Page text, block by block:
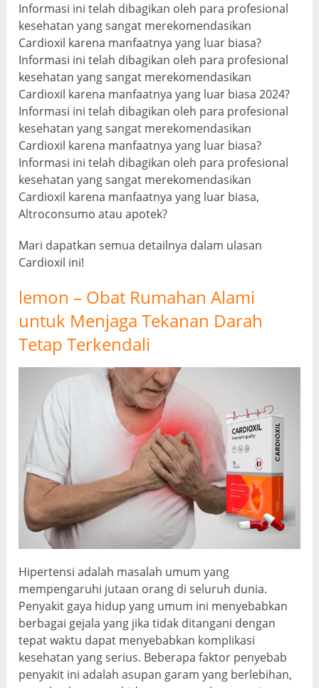
Informasi ini telah dibagikan oleh para profesional
kesehatan yang sangat merekomendasikan
Cardioxil karena manfaatnya yang luar biasa?
Informasi ini telah dibagikan oleh para profesional
kesehatan yang sangat merekomendasikan
Cardioxil karena manfaatnya yang luar biasa 2024?
Informasi ini telah dibagikan oleh para profesional
kesehatan yang sangat merekomendasikan
Cardioxil karena manfaatnya yang luar biasa?
Informasi ini telah dibagikan oleh para profesional
kesehatan yang sangat merekomendasikan
Cardioxil karena manfaatnya yang luar biasa,
Altroconsumo atau apotek?
Mari dapatkan semua detailnya dalam ulasan
Cardioxil ini!
lemon – Obat Rumahan Alami
untuk Menjaga Tekanan Darah
Tetap Terkendali
Hipertensi adalah masalah umum yang
mempengaruhi jutaan orang di seluruh dunia.
Penyakit gaya hidup yang umum ini menyebabkan
berbagai gejala yang jika tidak ditangani dengan
tepat waktu dapat menyebabkan komplikasi
kesehatan yang serius. Beberapa faktor penyebab
penyakit ini adalah asupan garam yang berlebihan,